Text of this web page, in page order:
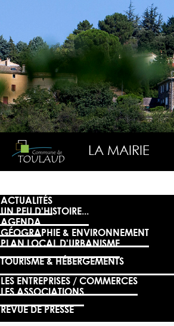
LA MAIRIE
ACTUALITÉS
UN PEU D'HISTOIRE...
AGENDA
GÉOGRAPHIE & ENVIRONNEMENT
PLAN LOCAL D'URBANISME
TOURISME & HÉBERGEMENTS
LES ENTREPRISES / COMMERCES
LES ASSOCIATIONS
REVUE DE PRESSE